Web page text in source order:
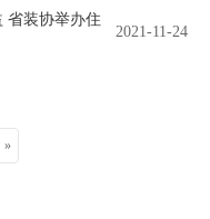
省装协举办住
2021-11-24
»